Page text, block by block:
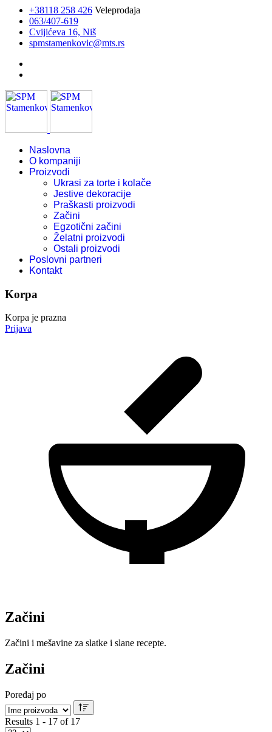
+38118 258 426 Veleprodaja
063/407-619
Cvijićeva 16, Niš
spmstamenkovic@mts.rs
Naslovna
O kompaniji
Proizvodi
Ukrasi za torte i kolače
Jestive dekoracije
Praškasti proizvodi
Začini
Egzotični začini
Želatni proizvodi
Ostali proizvodi
Poslovni partneri
Kontakt
Korpa
Korpa je prazna
Prijava
Začini
Začini i mešavine za slatke i slane recepte.
Začini
Poređaj po
Results 1 - 17 of 17